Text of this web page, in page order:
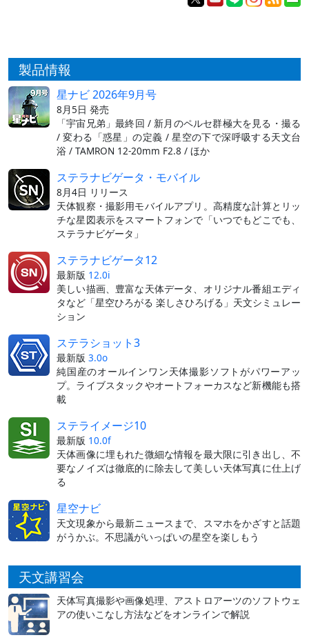
製品情報
星ナビ 2026年9月号
8月5日 発売
「宇宙兄弟」最終回 / 新月のペルセ群極大を見る・撮る
/ 変わる「惑星」の定義 / 星空の下で深呼吸する天文台
浴 / TAMRON 12-20mm F2.8 / ほか
ステラナビゲータ・モバイル
8月4日 リリース
天体観察・撮影用モバイルアプリ。高精度な計算とリッ
チな星図表示をスマートフォンで「いつでもどこでも、
ステラナビゲータ」
ステラナビゲータ12
最新版 12.0i
美しい描画、豊富な天体データ、オリジナル番組エディ
タなど「星空ひろがる 楽しさひろげる」天文シミュレー
ション
ステラショット3
最新版 3.0o
純国産のオールインワン天体撮影ソフトがパワーアッ
プ。ライブスタックやオートフォーカスなど新機能も搭
載
ステライメージ10
最新版 10.0f
天体画像に埋もれた微細な情報を最大限に引き出し、不
要なノイズは徹底的に除去して美しい天体写真に仕上げ
る
星空ナビ
天文現象から最新ニュースまで、スマホをかざすと話題
がうかぶ。不思議がいっぱいの星空を楽しもう
天文講習会
天体写真撮影や画像処理、アストロアーツのソフトウェ
アの使いこなし方法などをオンラインで解説